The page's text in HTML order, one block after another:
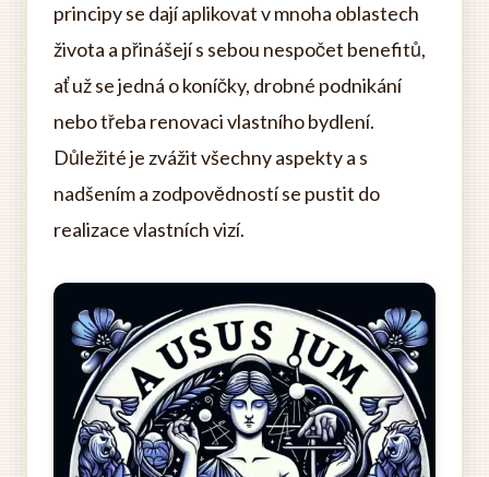
principy se dají aplikovat v mnoha oblastech
života a přinášejí s sebou nespočet benefitů,
ať už se jedná o koníčky, drobné podnikání
nebo třeba renovaci vlastního bydlení.
Důležité je zvážit všechny aspekty a s
nadšením a zodpovědností se pustit do
realizace vlastních vizí.